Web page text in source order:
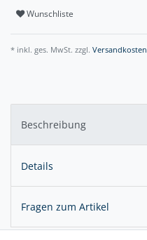
Wunschliste
* inkl. ges. MwSt. zzgl. Versandkosten
Beschreibung
Details
Fragen zum Artikel